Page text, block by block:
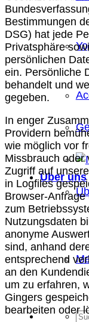
Über uns
Bestimmungen
DSG) hat jede
Privatsphäre
persönlichen
ein. Persönliche
behandelt und
gegeben.
In enger
Providern
wie möglich vor
Missbrauch oder
Zugriff auf
in Logfiles
Browser-
zum
Nutzungsdaten
anonyme
sind, anhand
entsprechend
an den
um zu erfahren,
Gingers
bearbeiten oder